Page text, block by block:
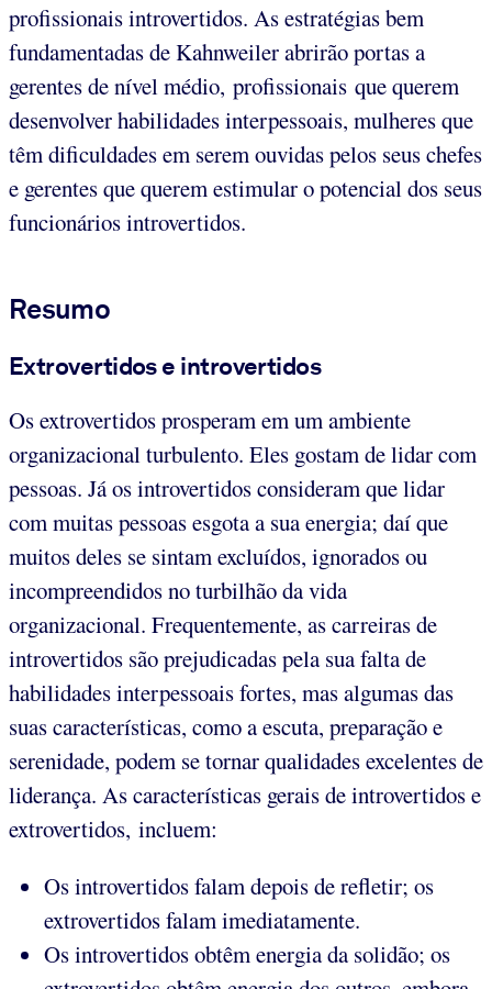
profissionais introvertidos. As estratégias bem
fundamentadas de Kahnweiler abrirão portas a
gerentes de nível médio, profissionais que querem
desenvolver habilidades interpessoais, mulheres que
têm dificuldades em serem ouvidas pelos seus chefes
e gerentes que querem estimular o potencial dos seus
funcionários introvertidos.
Resumo
Extrovertidos e introvertidos
Os extrovertidos prosperam em um ambiente
organizacional turbulento. Eles gostam de lidar com
pessoas. Já os introvertidos consideram que lidar
com muitas pessoas esgota a sua energia; daí que
muitos deles se sintam excluídos, ignorados ou
incompreendidos no turbilhão da vida
organizacional. Frequentemente, as carreiras de
introvertidos são prejudicadas pela sua falta de
habilidades interpessoais fortes, mas algumas das
suas características, como a escuta, preparação e
serenidade, podem se tornar qualidades excelentes de
liderança. As características gerais de introvertidos e
extrovertidos, incluem:
Os introvertidos falam depois de refletir; os
extrovertidos falam imediatamente.
Os introvertidos obtêm energia da solidão; os